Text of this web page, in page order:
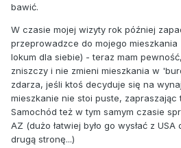
bawić.
W czasie mojej wizyty rok później
przeprowadzce do mojego mieszkania
lokum dla siebie) - teraz mam
zniszczy i nie zmieni mieszkania w
zdarza, jeśli ktoś decyduje się na
mieszkanie nie stoi puste, zapraszając
Samochód też w tym samym czasie
AZ (dużo łatwiej było go wysłać z
drugą stronę...)